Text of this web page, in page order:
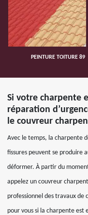
PEINTURE TOITURE 89
Si votre charpente
réparation
le couvreur
Avec le temps, la charpente
fissures peuvent se produire
déformer. À partir du
appelez un couvreur
professionnel des travaux
pour vous si la charpente est